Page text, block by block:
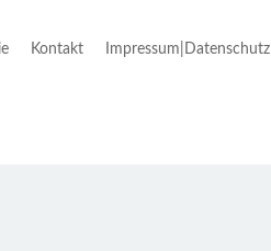
Kontakt Impressum|Datenschutz